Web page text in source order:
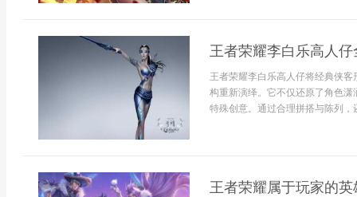
王者荣耀李白乐高人
王者荣耀李白乐高人仔将经典侠
构重新演绎。它不仅还原了角色
特殊创意。通过合理拼搭与陈列，
王者荣耀属于玩家的英